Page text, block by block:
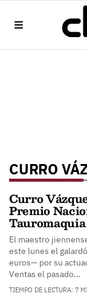
CURRO
Curro
Premio
El maestro
este lunes el
euros— por su
Ventas el pasado…
TIEMPO DE LECTURA: 7